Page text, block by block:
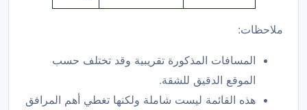
ملاحظات:
المسافات المذكورة تقريبية وقد تختلف حسب
الموقع الدقيق للشقة.
هذه القائمة ليست شاملة ولكنها تغطي أهم المرافق